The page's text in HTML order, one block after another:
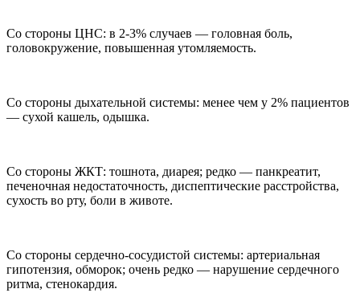
Со стороны ЦНС: в 2-3% случаев — головная боль,
головокружение, повышенная утомляемость.
Со стороны дыхательной системы: менее чем у 2% пациентов
— сухой кашель, одышка.
Со стороны ЖКТ: тошнота, диарея; редко — панкреатит,
печеночная недостаточность, диспептические расстройства,
сухость во рту, боли в животе.
Со стороны сердечно-сосудистой системы: артериальная
гипотензия, обморок; очень редко — нарушение сердечного
ритма, стенокардия.